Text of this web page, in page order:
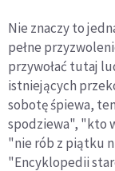
Nie znaczy to
pełne
przywołać tutaj
istniejących
sobotę śpiewa,
spodziewa", "kto
"nie rób z piątku
"Encyklopedii